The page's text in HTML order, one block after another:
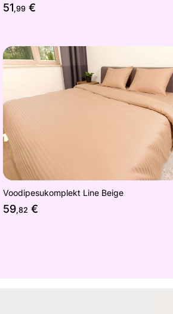
51,99 €
Voodipesukomplekt Line Beige
Otsi sarnaseid
Voodipesukomplekt Line Beige
59,82 €